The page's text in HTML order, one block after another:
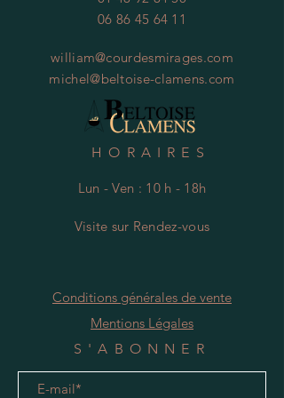
06 86 45 64 11
william@courdesmirages.com
michel@beltoise-clamens.com
HORAIRES
Lun - Ven : 10 h - 18h
Visite sur Rendez-vous
Conditions générales de vente
Mentions Légales
S'ABONNER